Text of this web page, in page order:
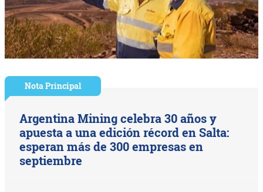
Nota Principal
Argentina Mining celebra 30 años y
apuesta a una edición récord en Salta:
esperan más de 300 empresas en
septiembre